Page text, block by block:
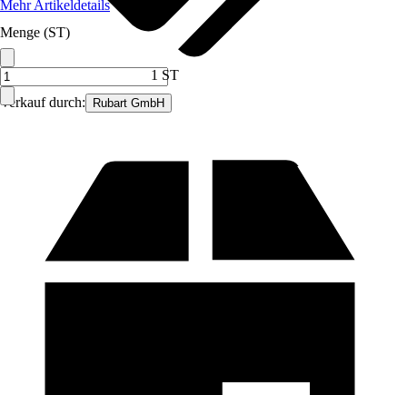
Verkauf durch: Rubart GmbH
Mehr Artikeldetails
Menge (ST)
1 ST